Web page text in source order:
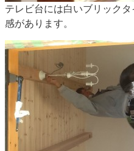
テレビ台には白いブリック
感があります。